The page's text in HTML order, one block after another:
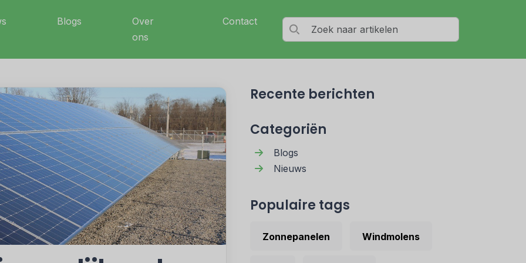
Blogs
Over
ons
Contact
Recente berichten
Categoriën
Blogs
Nieuws
Populaire tags
Zonnepanelen Windmolens